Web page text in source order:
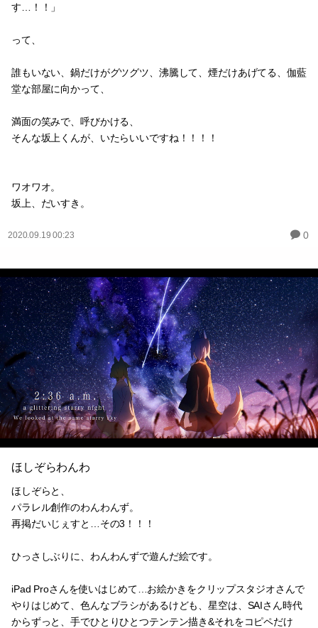
す…！！」
って、
誰もいない、鍋だけがグツグツ、沸騰して、煙だけあげてる、伽藍
堂な部屋に向かって、
満面の笑みで、呼びかける、
そんな坂上くんが、いたらいいですね！！！！
ワオワオ。
坂上、だいすき。
2020.09.19 00:23 0
ほしぞらわんわ
ほしぞらと、
パラレル創作のわんわんず。
再掲だいじぇすと…その3！！！
ひっさしぶりに、わんわんずで遊んだ絵です。
iPad Proさんを使いはじめて…お絵かきをクリップスタジオさんで
やりはじめて、色んなブラシがあるけども、星空は、SAIさん時代
からずっと、手でひとりひとつテンテン描き&それをコピペだけ